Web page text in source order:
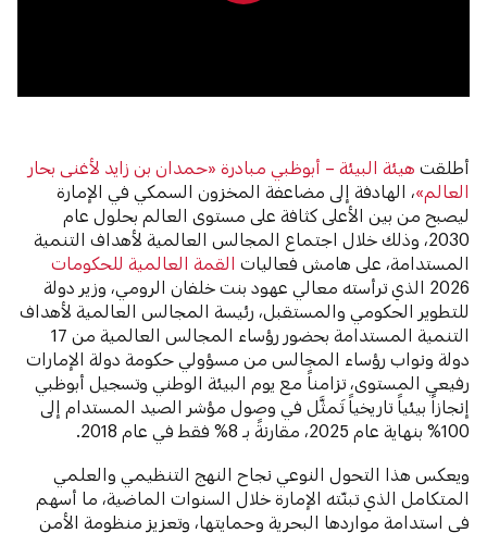
أطلقتهيئة البيئة – أبوظبي
مبادرة «حمدان بن زايد لأغنى بحار
العالم»، الهادفة إلى مضاعفة المخزون السمكي في الإمارة
ليصبح من بين الأعلى كثافة على مستوى العالم بحلول عام
2030، وذلك خلال اجتماع المجالس العالمية لأهداف التنمية
المستدامة، على هامش فعالياتالقمة العالمية للحكومات
2026 الذي ترأسته معالي عهود بنت خلفان الرومي، وزير دولة
للتطوير الحكومي والمستقبل، رئيسة المجالس العالمية لأهداف
التنمية المستدامة بحضور رؤساء المجالس العالمية من 17
دولة ونواب رؤساء المجالس من مسؤولي حكومة دولة الإمارات
رفيعي المستوى، تزامناً مع يوم البيئة الوطني وتسجيل أبوظبي
إنجازاً بيئياً تاريخياً تَمثَّل في وصول مؤشر الصيد المستدام إلى
100% بنهاية عام 2025، مقارنةً بـ 8% فقط في عام 2018.
ويعكس هذا التحول النوعي نجاح النهج التنظيمي والعلمي
المتكامل الذي تبنّته الإمارة خلال السنوات الماضية، ما أسهم
في استدامة مواردها البحرية وحمايتها، وتعزيز منظومة الأمن